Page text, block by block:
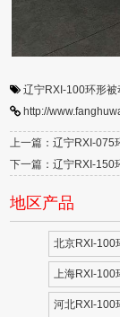
辽宁RXI-100环形被
http://
上一篇：辽宁RXI-075
下一篇：辽宁RXI-150
地区产品
北京RXI-100
上海RXI-100
河北RXI-100